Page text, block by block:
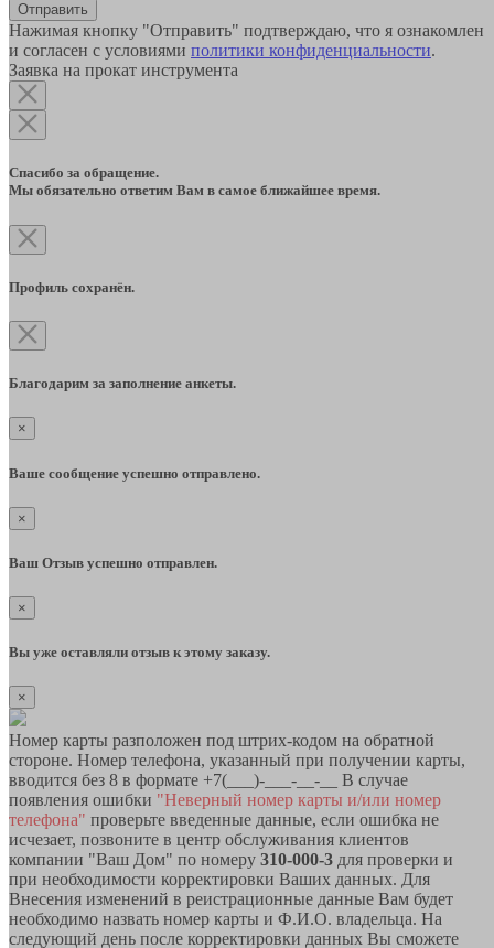
Отправить
Нажимая кнопку "Отправить" подтверждаю, что я ознакомлен
и согласен с условиями политики конфиденциальности.
Заявка на прокат инструмента
Спасибо за обращение.
Мы обязательно ответим Вам в самое ближайшее время.
Профиль сохранён.
Благодарим за заполнение анкеты.
×
Ваше сообщение успешно отправлено.
×
Ваш Отзыв успешно отправлен.
×
Вы уже оставляли отзыв к этому заказу.
×
Номер карты разположен под штрих-кодом на обратной
стороне. Номер телефона, указанный при получении карты,
вводится без 8 в формате +7(___)-___-__-__ В случае
появления ошибки "Неверный номер карты и/или номер
телефона" проверьте введенные данные, если ошибка не
исчезает, позвоните в центр обслуживания клиентов
компании "Ваш Дом" по номеру 310-000-3 для проверки и
при необходимости корректировки Ваших данных. Для
Внесения изменений в реистрационные данные Вам будет
необходимо назвать номер карты и Ф.И.О. владельца. На
следующий день после корректировки данных Вы сможете